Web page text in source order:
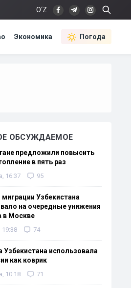
O‘Z
Экономика Погода
ОБСУЖДАЕМОЕ
предложили повысить
в пять раз
16:37 95
миграции Узбекистана
на очередные унижения
в Москве
74
Узбекистана использовала
как коврик
10:18 71